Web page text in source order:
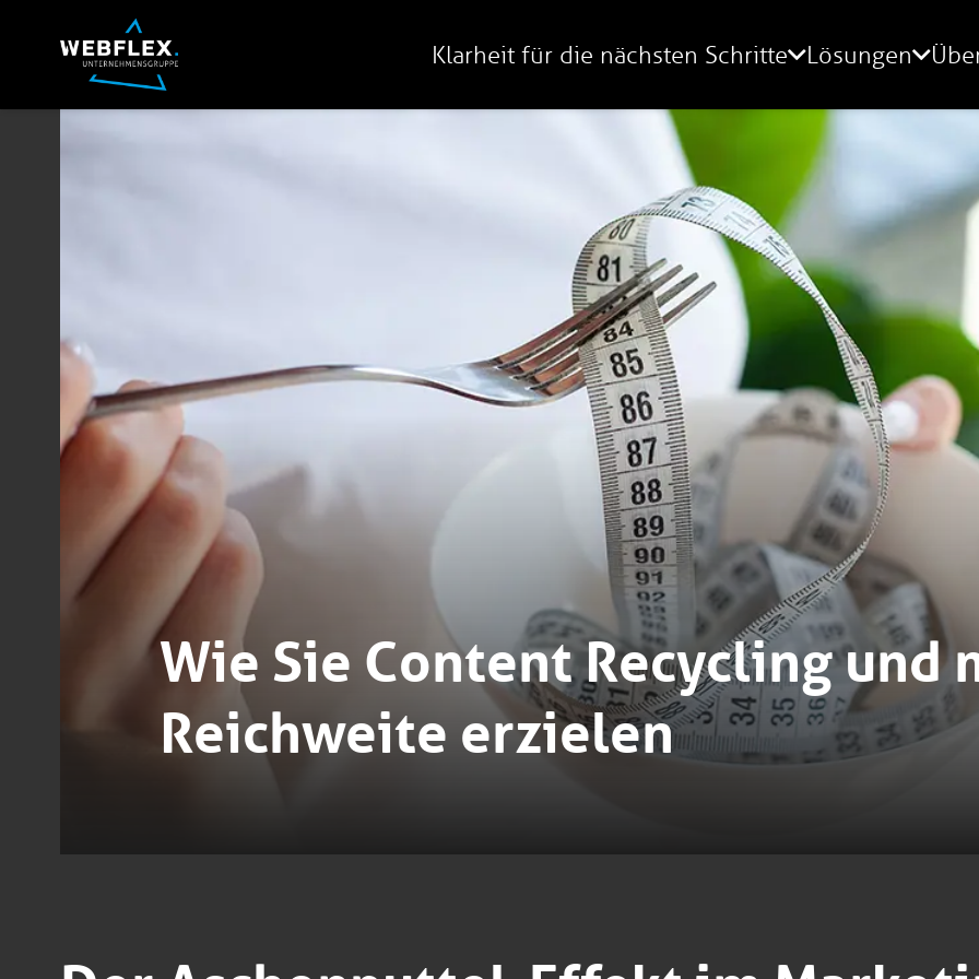
Klarheit für die nächsten Schritte Lösungen
Wie Sie Content Recycling und
Reichweite erzielen